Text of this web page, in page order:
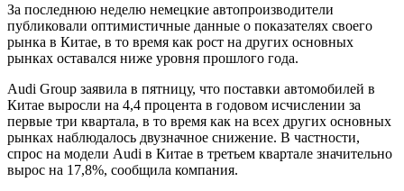
За последнюю неделю немецкие автопроизводители
публиковали оптимистичные данные о показателях своего
рынка в Китае, в то время как рост на других основных
рынках оставался ниже уровня прошлого года.
Audi Group заявила в пятницу, что поставки автомобилей в
Китае выросли на 4,4 процента в годовом исчислении за
первые три квартала, в то время как на всех других основных
рынках наблюдалось двузначное снижение. В частности,
спрос на модели Audi в Китае в третьем квартале значительно
вырос на 17,8%, сообщила компания.